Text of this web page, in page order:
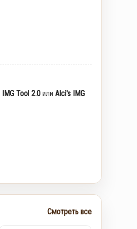
IMG Tool 2.0или Alci's IMG
Смотреть все